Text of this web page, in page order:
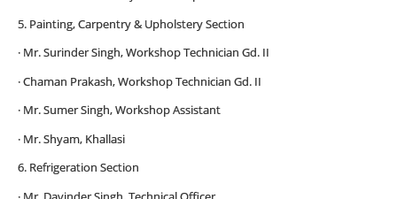
5. Painting, Carpentry & Upholstery Section
· Mr. Surinder Singh, Workshop Technician Gd. II
· Chaman Prakash, Workshop Technician Gd. II
· Mr. Sumer Singh, Workshop Assistant
· Mr. Shyam, Khallasi
6. Refrigeration Section